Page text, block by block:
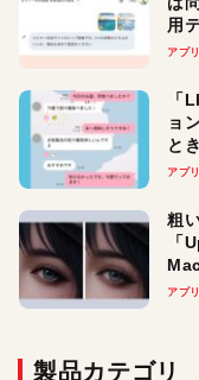
用
アプリ
「
ョ
と
アプリ
粗
「
アプリ
製品カテゴリ